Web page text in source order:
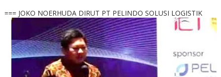
=== JOKO NOERHUDA DIRUT PT PELINDO SOLUSI LOGISTIK